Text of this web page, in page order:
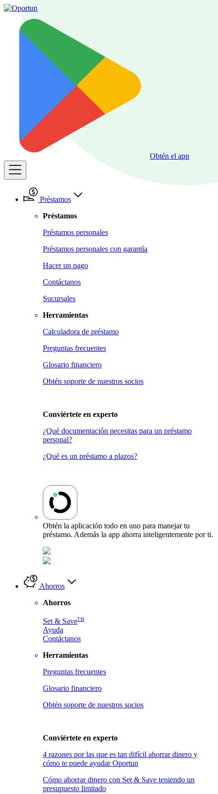
Obtén el app
Préstamos
Préstamos
Préstamos personales
Préstamos personales con garantía
Hacer un pago
Contáctanos
Sucursales
Herramientas
Calculadora de préstamo
Preguntas frecuentes
Glosario financiero
Obtén soporte de nuestros socios
Conviértete en experto
¿Qué documentación necesitas para un préstamo
personal?
¿Qué es un préstamo a plazos?
Obtén la aplicación todo en uno para manejar tu
préstamo. Además la app ahorra inteligentemente por ti.
Ahorros
Ahorros
Set & SaveTM
Ayuda
Contáctanos
Herramientas
Preguntas frecuentes
Glosario financiero
Obtén soporte de nuestros socios
Conviértete en experto
4 razones por las que es tan difícil ahorrar dinero y
cómo te puede ayudar Oportun
Cómo ahorrar dinero con Set & Save teniendo un
presupuesto limitado